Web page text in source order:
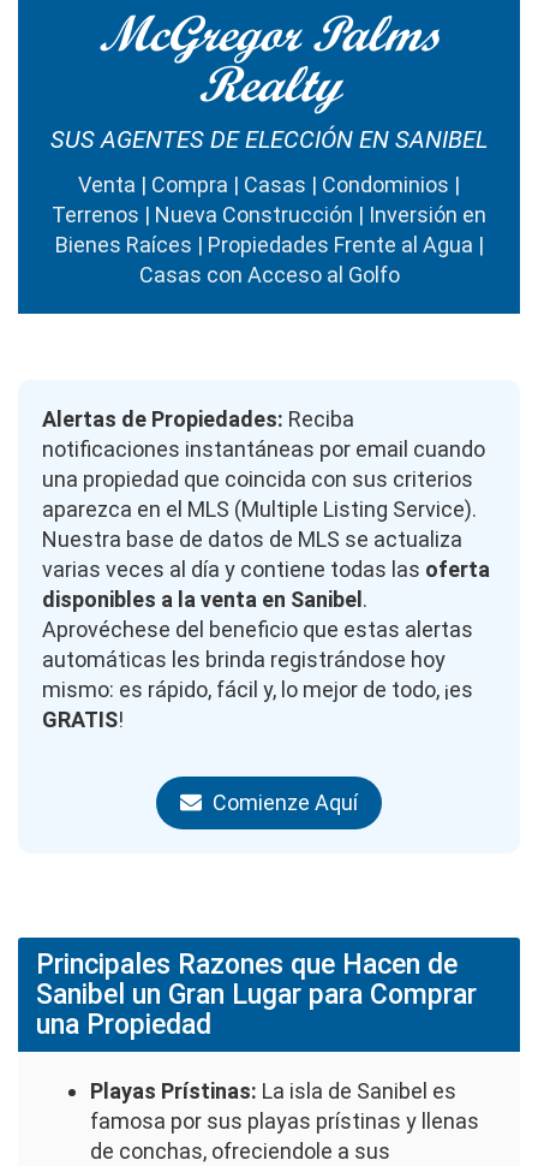
McGregor Palms
Realty
SUS AGENTES DE ELECCIÓN EN SANIBEL
Venta | Compra | Casas | Condominios |
Terrenos | Nueva Construcción | Inversión en
Bienes Raíces | Propiedades Frente al Agua |
Casas con Acceso al Golfo
Alertas de Propiedades: Reciba
notificaciones instantáneas por email cuando
una propiedad que coincida con sus criterios
aparezca en el MLS (Multiple Listing Service).
Nuestra base de datos de MLS se actualiza
varias veces al día y contiene todas las oferta
disponibles a la venta en Sanibel.
Aprovéchese del beneficio que estas alertas
automáticas les brinda registrándose hoy
mismo: es rápido, fácil y, lo mejor de todo, ¡es
GRATIS!
Comienze Aquí
Principales Razones que Hacen de
Sanibel un Gran Lugar para Comprar
una Propiedad
Playas Prístinas: La isla de Sanibel es
famosa por sus playas prístinas y llenas
de conchas, ofreciendole a sus